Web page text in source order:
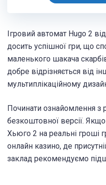
Ігровий автомат Hugo 2 від
досить успішної гри, що
маленького шакача
добре відрізняється від
мультиплікаційному
Починати ознайомлення з
безкоштовної версії.
Хьюго 2 на реальні гроші
онлайн казино, де
заклад рекомендуємо